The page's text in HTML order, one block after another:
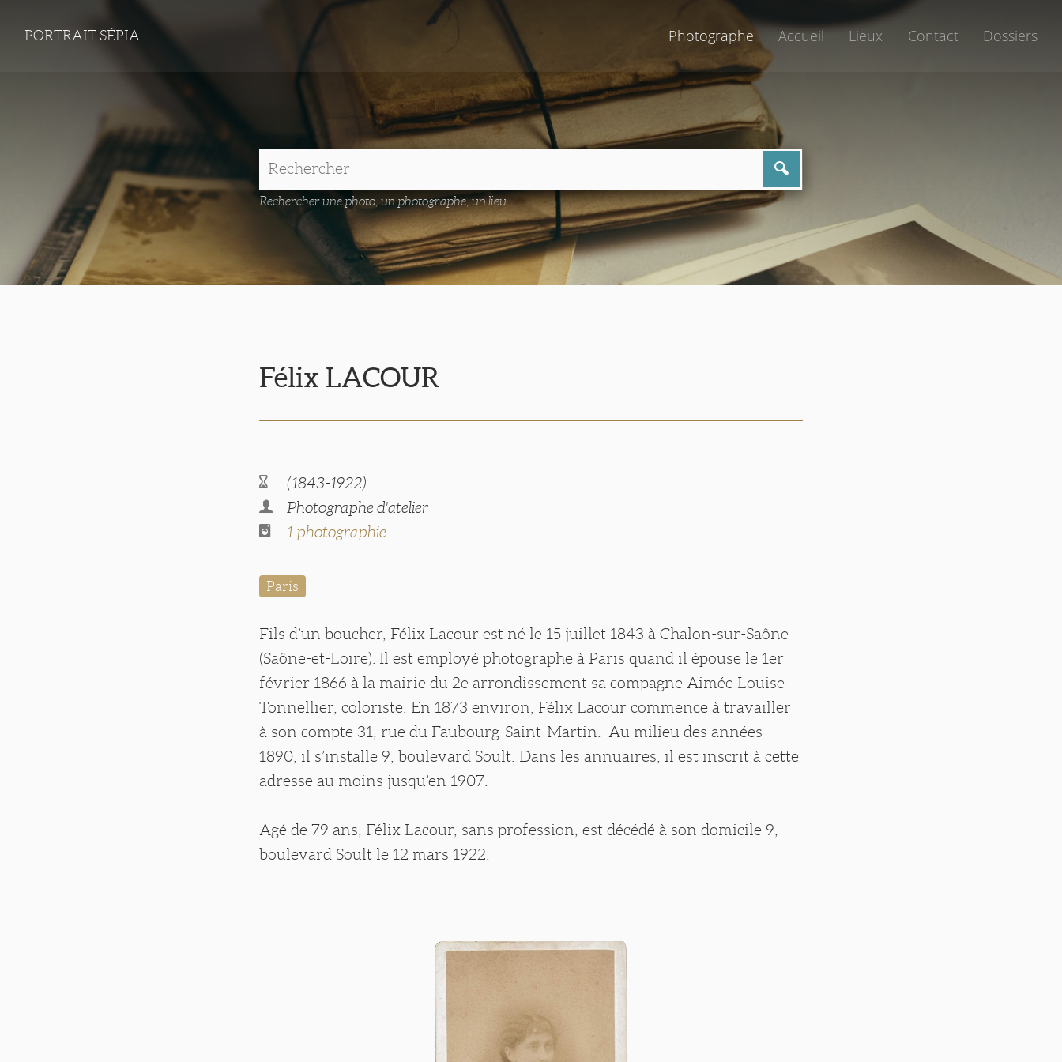
PORTRAIT SÉPIA Photographe Accueil Lieux Contact Dossiers
Rechercher une photo, un photographe, un lieu...
Félix LACOUR
(1843-1922)
Photographe d'atelier
1 photographie
Paris
Fils d’un boucher, Félix Lacour est né le 15 juillet 1843 à Chalon-sur-Saône
(Saône-et-Loire). Il est employé photographe à Paris quand il épouse le 1er
février 1866 à la mairie du 2e arrondissement sa compagne Aimée Louise
Tonnellier, coloriste. En 1873 environ, Félix Lacour commence à travailler
à son compte 31, rue du Faubourg-Saint-Martin. Au milieu des années
1890, il s’installe 9, boulevard Soult. Dans les annuaires, il est inscrit à cette
adresse au moins jusqu’en 1907.
Agé de 79 ans, Félix Lacour, sans profession, est décédé à son domicile 9,
boulevard Soult le 12 mars 1922.